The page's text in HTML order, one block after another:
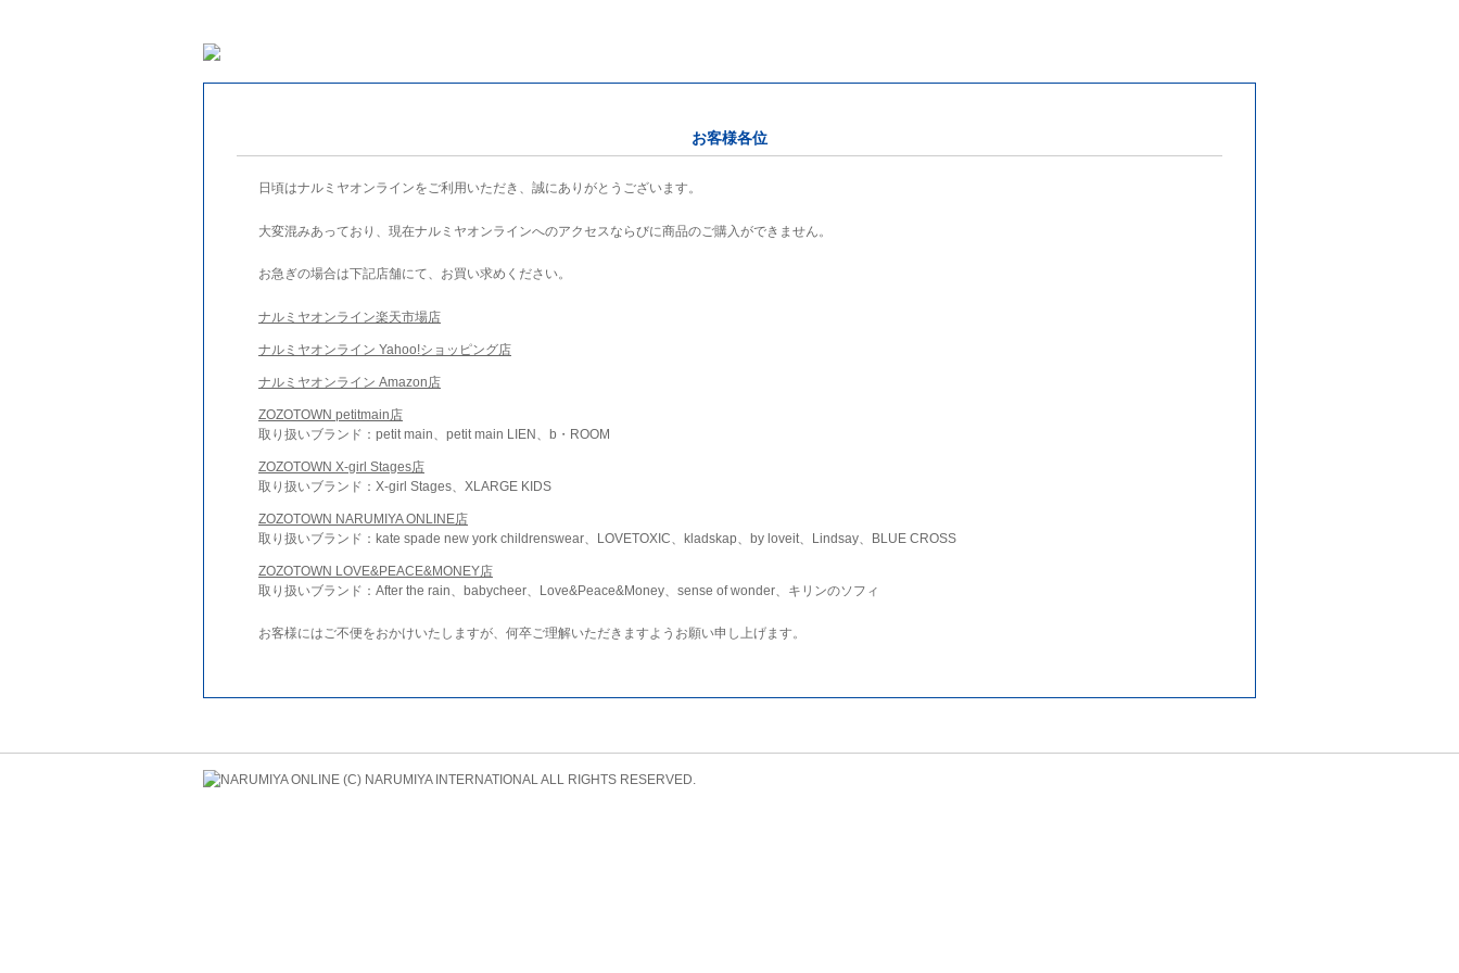
お客様各位
日頃はナルミヤオンラインをご利用いただき、誠にありがとうございます。
大変混みあっており、現在ナルミヤオンラインへのアクセスならびに商品のご購入ができません。
お急ぎの場合は下記店舗にて、お買い求めください。
ナルミヤオンライン楽天市場店
ナルミヤオンライン Yahoo!ショッピング店
ナルミヤオンライン Amazon店
ZOZOTOWN petitmain店
取り扱いブランド：petit main、petit main LIEN、b・ROOM
ZOZOTOWN X-girl Stages店
取り扱いブランド：X-girl Stages、XLARGE KIDS
ZOZOTOWN NARUMIYA ONLINE店
取り扱いブランド：kate spade new york childrenswear、LOVETOXIC、kladskap、by loveit、Lindsay、BLUE CROSS
ZOZOTOWN LOVE&PEACE&MONEY店
取り扱いブランド：After the rain、babycheer、Love&Peace&Money、sense of wonder、キリンのソフィ
お客様にはご不便をおかけいたしますが、何卒ご理解いただきますようお願い申し上げます。